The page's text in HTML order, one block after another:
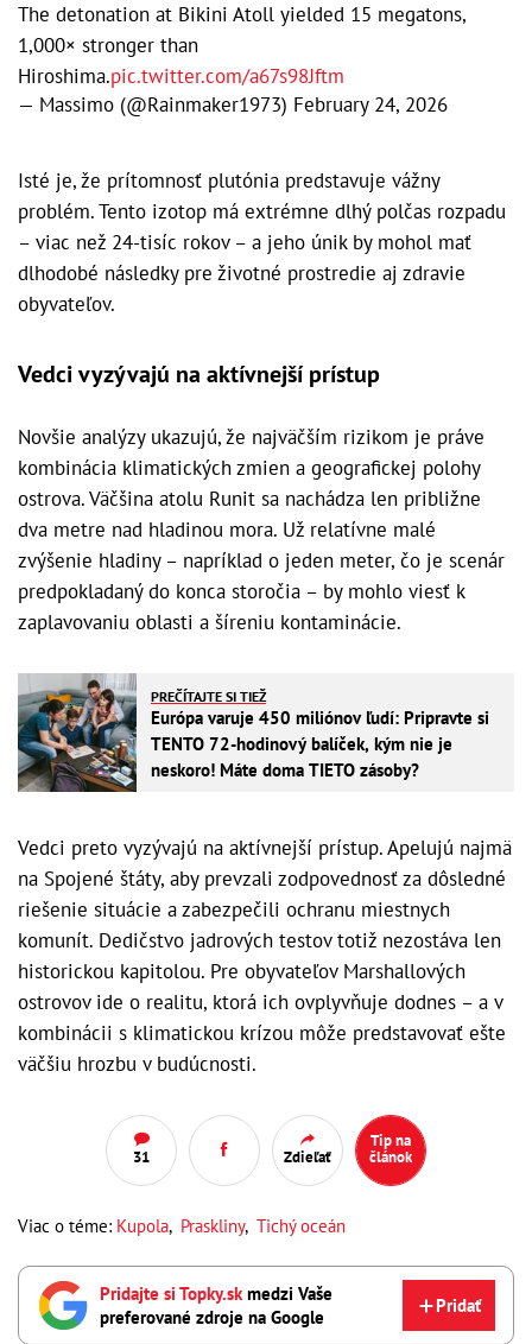
The detonation at Bikini Atoll yielded 15 megatons,
1,000× stronger than
Hiroshima.pic.twitter.com/a67s98Jftm
— Massimo (@Rainmaker1973) February 24, 2026
Isté je, že prítomnosť plutónia predstavuje vážny
problém. Tento izotop má extrémne dlhý polčas rozpadu
– viac než 24-tisíc rokov – a jeho únik by mohol mať
dlhodobé následky pre životné prostredie aj zdravie
obyvateľov.
Vedci vyzývajú na aktívnejší prístup
Novšie analýzy ukazujú, že najväčším rizikom je práve
kombinácia klimatických zmien a geografickej polohy
ostrova. Väčšina atolu Runit sa nachádza len približne
dva metre nad hladinou mora. Už relatívne malé
zvýšenie hladiny – napríklad o jeden meter, čo je scenár
predpokladaný do konca storočia – by mohlo viesť k
zaplavovaniu oblasti a šíreniu kontaminácie.
PREČÍTAJTE SI TIEŽ
Európa varuje 450 miliónov ľudí: Pripravte si
TENTO 72-hodinový balíček, kým nie je
neskoro! Máte doma TIETO zásoby?
Vedci preto vyzývajú na aktívnejší prístup. Apelujú najmä
na Spojené štáty, aby prevzali zodpovednosť za dôsledné
riešenie situácie a zabezpečili ochranu miestnych
komunít. Dedičstvo jadrových testov totiž nezostáva len
historickou kapitolou. Pre obyvateľov Marshallových
ostrovov ide o realitu, ktorá ich ovplyvňuje dodnes – a v
kombinácii s klimatickou krízou môže predstavovať ešte
väčšiu hrozbu v budúcnosti.
31 Zdieľať
Tip na
článok
Viac o téme: Kupola, Praskliny, Tichý oceán
Pridajte si Topky.sk medzi Vaše
preferované zdroje na Google
Pridať